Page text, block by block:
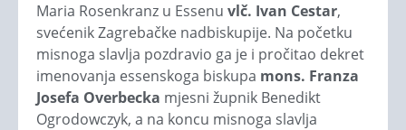
Maria Rosenkranz u Essenu vlč. Ivan Cestar,
svećenik Zagrebačke nadbiskupije. Na početku
misnoga slavlja pozdravio ga je i pročitao dekret
imenovanja essenskoga biskupa mons. Franza
Josefa Overbecka mjesni župnik Benedikt
Ogrodowczyk, a na koncu misnoga slavlja